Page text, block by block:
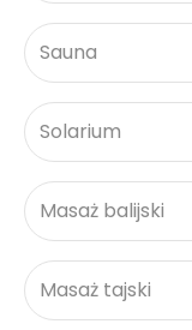
Sauna
Solarium
Masaż balijski
Masaż tajski